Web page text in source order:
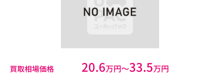
買取相場価格 20.6万円〜33.5万円